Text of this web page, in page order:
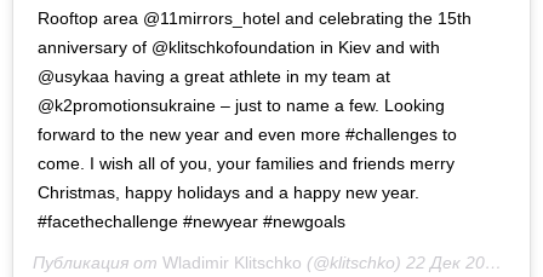
Rooftop area @11mirrors_hotel and celebrating the 15th
anniversary of @klitschkofoundation in Kiev and with
@usykaa having a great athlete in my team at
@k2promotionsukraine – just to name a few. Looking
forward to the new year and even more #challenges to
come. I wish all of you, your families and friends merry
Christmas, happy holidays and a happy new year.
#facethechallenge #newyear #newgoals
Публикация от Wladimir Klitschko (@klitschko) 22 Дек 2018 в 8:57 PST